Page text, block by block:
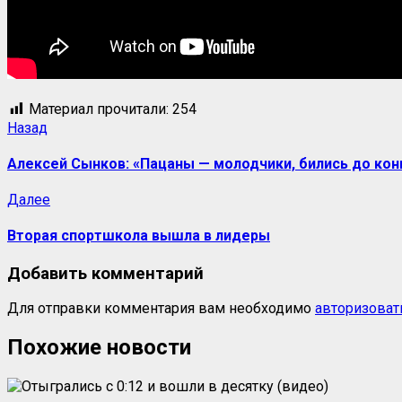
Материал прочитали: 254
Назад
Алексей Сынков: «Пацаны — молодчики, бились до
Далее
Вторая спортшкола вышла в лидеры
Добавить комментарий
Для отправки комментария вам необходимо
Похожие новости